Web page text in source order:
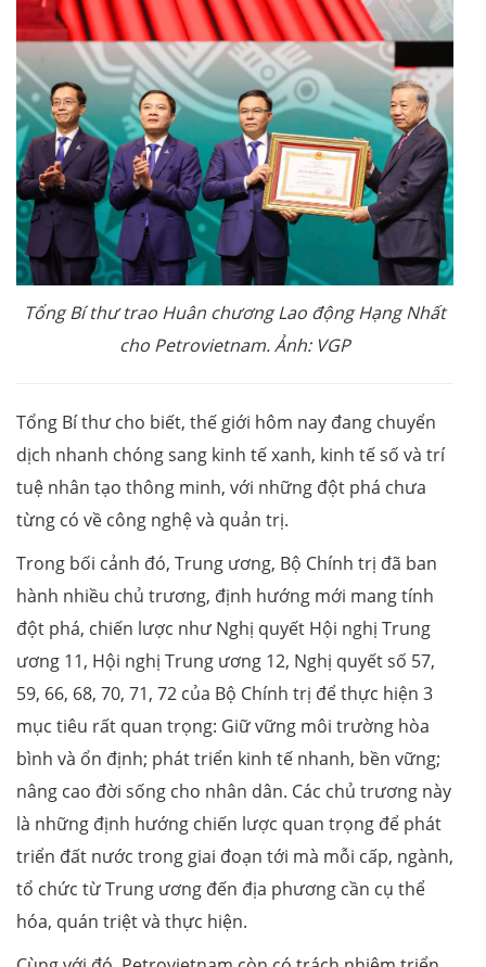
Tổng Bí thư trao Huân chương Lao động Hạng Nhất
cho Petrovietnam. Ảnh: VGP
Tổng Bí thư cho biết, thế giới hôm nay đang chuyển
dịch nhanh chóng sang kinh tế xanh, kinh tế số và trí
tuệ nhân tạo thông minh, với những đột phá chưa
từng có về công nghệ và quản trị.
Trong bối cảnh đó, Trung ương, Bộ Chính trị đã ban
hành nhiều chủ trương, định hướng mới mang tính
đột phá, chiến lược như Nghị quyết Hội nghị Trung
ương 11, Hội nghị Trung ương 12, Nghị quyết số 57,
59, 66, 68, 70, 71, 72 của Bộ Chính trị để thực hiện 3
mục tiêu rất quan trọng: Giữ vững môi trường hòa
bình và ổn định; phát triển kinh tế nhanh, bền vững;
nâng cao đời sống cho nhân dân. Các chủ trương này
là những định hướng chiến lược quan trọng để phát
triển đất nước trong giai đoạn tới mà mỗi cấp, ngành,
tổ chức từ Trung ương đến địa phương cần cụ thể
hóa, quán triệt và thực hiện.